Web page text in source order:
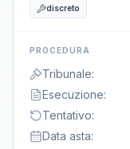
discreto
PROCEDURA
Tribunale:
Esecuzione:
Tentativo:
Data asta: